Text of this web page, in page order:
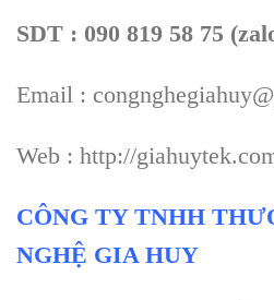
SDT : 090 819 58 75
Email :
Web : http://
CÔNG TY TNHH
NGHỆ GIA HUY